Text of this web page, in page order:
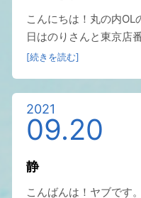
こんにちは！丸の内
日はのりさんと東京店
[続きを読む]
2021
09.20
静
こんばんは！ヤブです